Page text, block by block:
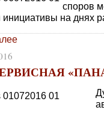
споров
на днях